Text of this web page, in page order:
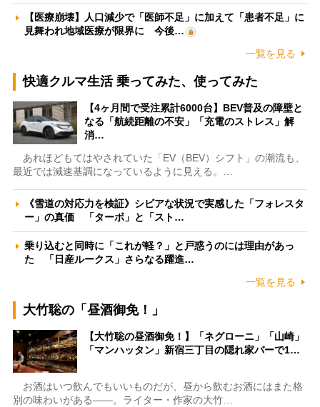
【医療崩壊】人口減少で「医師不足」に加えて「患者不足」に
見舞われ地域医療が限界に 今後…
一覧を見る
快適クルマ生活 乗ってみた、使ってみた
【4ヶ月間で受注累計6000台】BEV普及の障壁と
なる「航続距離の不安」「充電のストレス」解
消…
あれほどもてはやされていた「EV（BEV）シフト」の潮流も、
最近では減速基調になっているように見える。…
《雪道の対応力を検証》シビアな状況で実感した「フォレスタ
ー」の真価 「ターボ」と「スト…
乗り込むと同時に「これが軽？」と戸惑うのには理由があっ
た 「日産ルークス」さらなる躍進…
一覧を見る
大竹聡の「昼酒御免！」
【大竹聡の昼酒御免！】「ネグローニ」「山崎」
「マンハッタン」新宿三丁目の隠れ家バーで1…
お酒はいつ飲んでもいいものだが、昼から飲むお酒にはまた格
別の味わいがある――。ライター・作家の大竹…